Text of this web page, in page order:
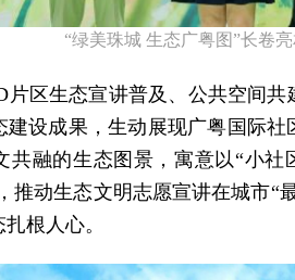
“绿美珠城 生态广粤图”长卷亮
片区生态宣讲普及、公共空间
设成果，生动展现广粤国际社
共融的生态图景，寓意以“小社
推动生态文明志愿宣讲在城市“
根人心。